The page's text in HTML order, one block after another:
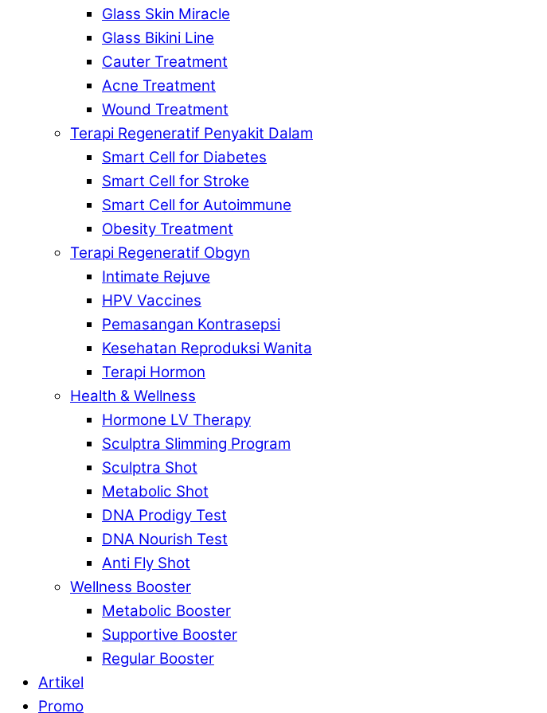
Glass Skin Miracle
Glass Bikini Line
Cauter Treatment
Acne Treatment
Wound Treatment
Terapi Regeneratif Penyakit Dalam
Smart Cell for Diabetes
Smart Cell for Stroke
Smart Cell for Autoimmune
Obesity Treatment
Terapi Regeneratif Obgyn
Intimate Rejuve
HPV Vaccines
Pemasangan Kontrasepsi
Kesehatan Reproduksi Wanita
Terapi Hormon
Health & Wellness
Hormone LV Therapy
Sculptra Slimming Program
Sculptra Shot
Metabolic Shot
DNA Prodigy Test
DNA Nourish Test
Anti Fly Shot
Wellness Booster
Metabolic Booster
Supportive Booster
Regular Booster
Artikel
Promo